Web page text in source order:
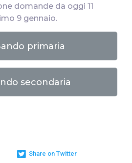
domande da oggi 11
9 gennaio.
primaria
secondaria
Share on Twitter